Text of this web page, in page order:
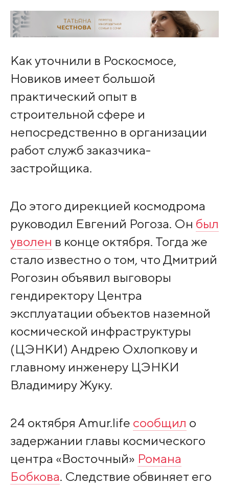
Как уточнили в Роскосмосе,
Новиков имеет большой
практический опыт в
строительной сфере и
непосредственно в организации
работ служб заказчика-
застройщика.
До этого дирекцией космодрома
руководил Евгений Рогоза. Он был
уволен в конце октября. Тогда же
стало известно о том, что Дмитрий
Рогозин объявил выговоры
гендиректору Центра
эксплуатации объектов наземной
космической инфраструктуры
(ЦЭНКИ) Андрею Охлопкову и
главному инженеру ЦЭНКИ
Владимиру Жуку.
24 октября Amur.life сообщил о
задержании главы космического
центра «Восточный» Романа
Бобкова. Следствие обвиняет его